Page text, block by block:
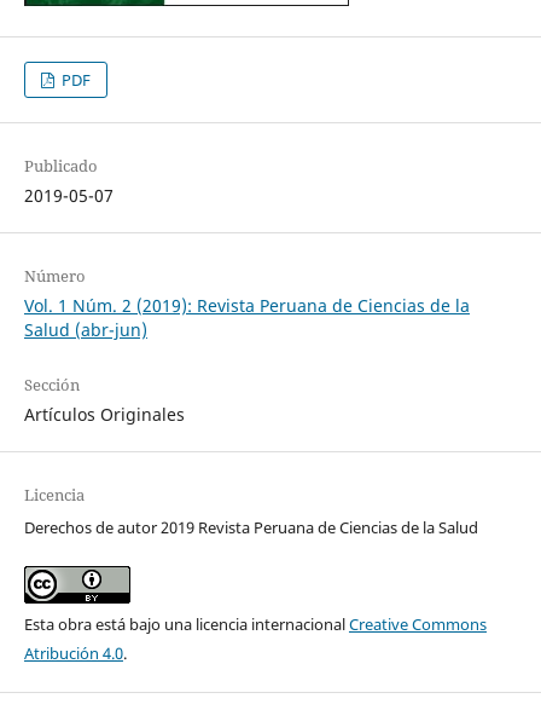
PDF
Publicado
2019-05-07
Número
Vol. 1 Núm. 2 (2019): Revista Peruana de Ciencias de la
Salud (abr-jun)
Sección
Artículos Originales
Licencia
Derechos de autor 2019 Revista Peruana de Ciencias de la Salud
Esta obra está bajo una licencia internacionalCreative Commons
Atribución 4.0.